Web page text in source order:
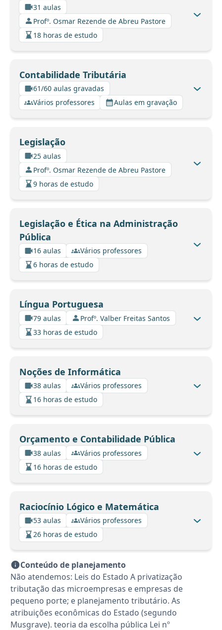
31 aulas
Profº. Osmar Rezende de Abreu Pastore
18 horas de estudo
Contabilidade Tributária
61/60 aulas gravadas
Vários professores
Aulas em gravação
Legislação
25 aulas
Profº. Osmar Rezende de Abreu Pastore
9 horas de estudo
Legislação e Ética na Administração
Pública
16 aulas
Vários professores
6 horas de estudo
Língua Portuguesa
79 aulas
Profº. Valber Freitas Santos
33 horas de estudo
Noções de Informática
38 aulas
Vários professores
16 horas de estudo
Orçamento e Contabilidade Pública
38 aulas
Vários professores
16 horas de estudo
Raciocínio Lógico e Matemática
53 aulas
Vários professores
26 horas de estudo
Conteúdo de planejamento
Não atendemos: Leis do Estado A privatização
tributação das microempresas e empresas de
pequeno porte; e planejamento tributário. As
atribuições econômicas do Estado (segundo
Musgrave). teoria da escolha pública Lei nº